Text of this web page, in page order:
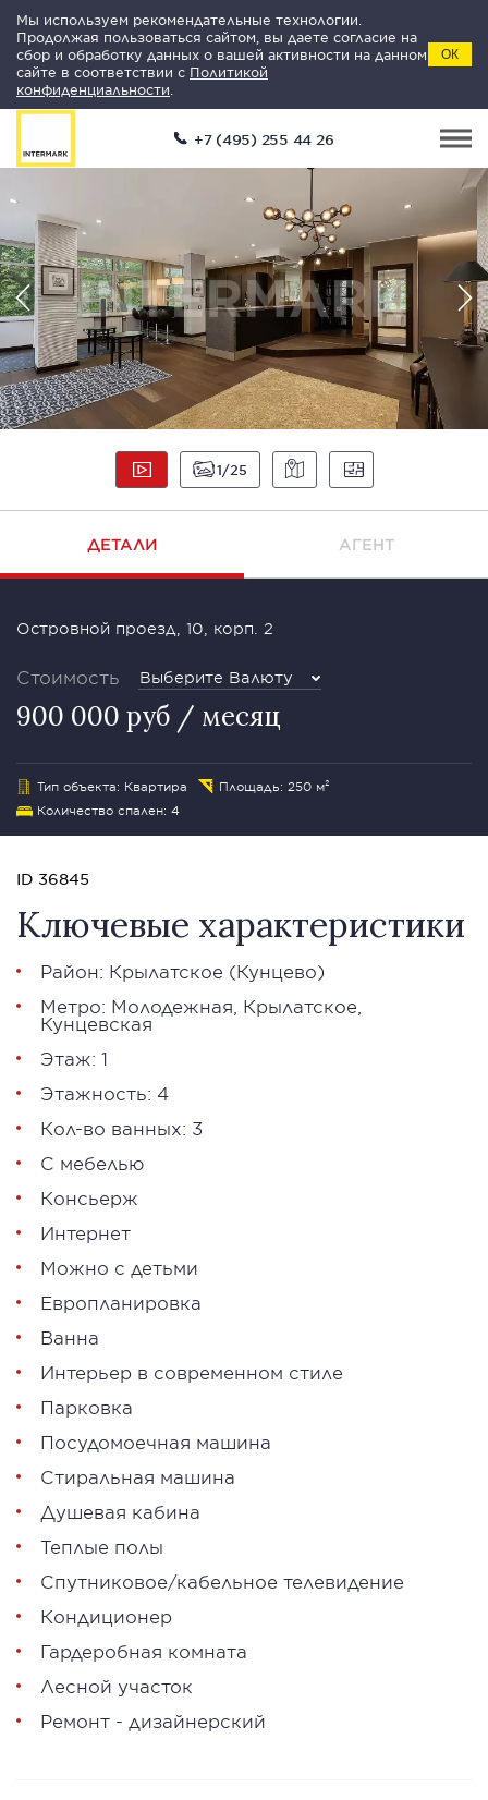
Мы используем рекомендательные технологии.
Продолжая пользоваться сайтом, вы даете согласие на
сбор и обработку данных о вашей активности на данном
сайте в соответствии с Политикой
конфиденциальности
ОК
+7 (495) 255 44 26
1 25
ДЕТАЛИ АГЕНТ
Островной проезд, 10, корп. 2
Стоимость Выберите Валюту
900 000 руб / месяц
Тип объекта: Квартира
Площадь: 250 м²
Количество спален: 4
ID 36845
Ключевые характеристики
Район: Крылатское (Кунцево)
Метро: Молодежная Крылатское
Кунцевская
Этаж: 1
Этажность: 4
Кол-во ванных: 3
С мебелью
Консьерж
Интернет
Можно с детьми
Европланировка
Ванна
Интерьер в современном стиле
Парковка
Посудомоечная машина
Стиральная машина
Душевая кабина
Теплые полы
Спутниковое/кабельное телевидение
Кондиционер
Гардеробная комната
Лесной участок
Ремонт - дизайнерский